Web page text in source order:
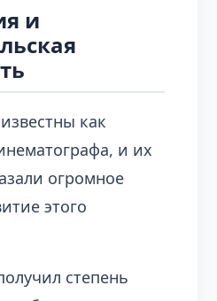
и
как
и их
огромное
этого
степень